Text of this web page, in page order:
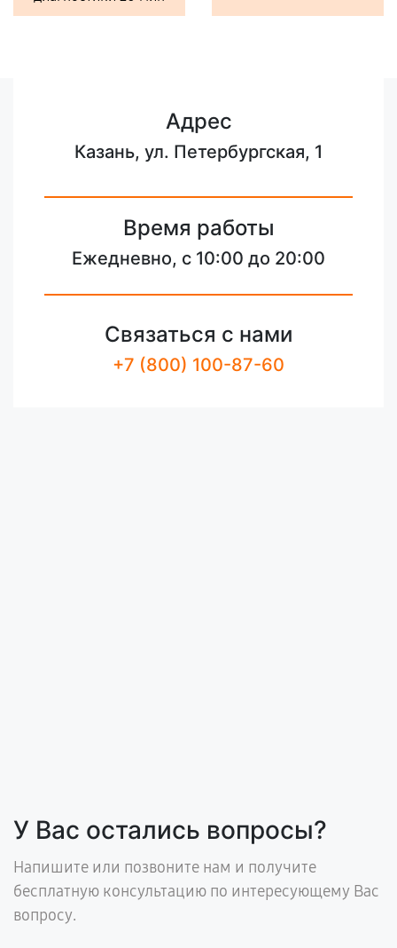
Адрес
Казань, ул. Петербургская, 1
Время работы
Ежедневно, с 10:00 до 20:00
Связаться с нами
+7 (800) 100-87-60
У Вас остались вопросы?
Напишите или позвоните нам и получите
бесплатную консультацию по интересующему Вас
вопросу.